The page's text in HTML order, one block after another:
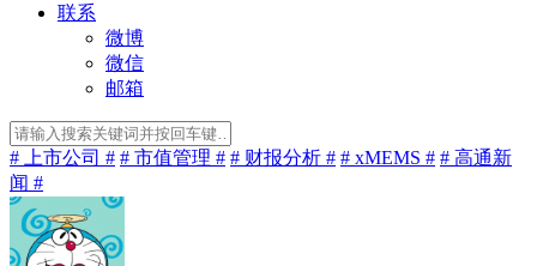
联系
微博
微信
邮箱
# 上市公司 # # 市值管理 # # 财报分析 # # xMEMS # # 高通新
闻 #